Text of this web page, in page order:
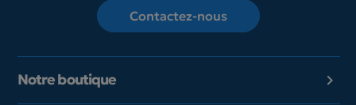
Contactez-nous
Notre boutique 